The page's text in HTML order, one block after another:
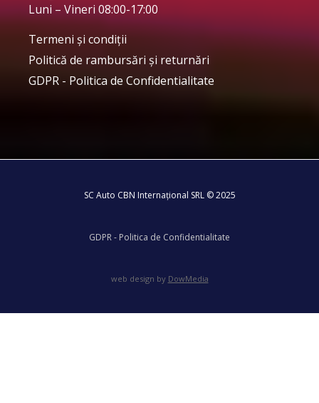
Luni – Vineri 08:00-17:00
Termeni şi condiţii
Politică de rambursări și returnări
GDPR - Politica de Confidentialitate
SC Auto CBN Internațional SRL © 2025
GDPR - Politica de Confidentialitate
web design by DowMedia